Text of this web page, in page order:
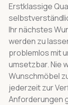
Erstklassige
Ihr nächstes
werden zu
problemlos mit
umsetzbar. Nie
Wunschmöbel
jederzeit zur
Anforderungen